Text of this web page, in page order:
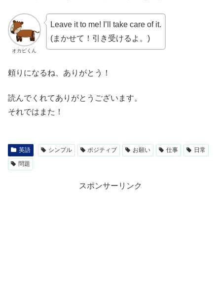
オカピくん
Leave it to me! I’ll take care of it.
(まかせて！引き受けるよ。)
頼りになるね、ありがとう！
読んでくれてありがとうございます。
それではまた！
英語 シンプル ポジティブ お願い 仕事
日常
問題
スポンサーリンク